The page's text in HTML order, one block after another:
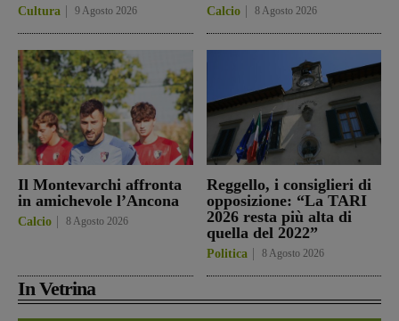
Cultura 9 Agosto 2026 Calcio 8 Agosto 2026
Il Montevarchi affronta
in amichevole l’Ancona
Calcio 8 Agosto 2026
Reggello, i consiglieri di
opposizione: “La TARI
2026 resta più alta di
quella del 2022”
Politica 8 Agosto 2026
In Vetrina